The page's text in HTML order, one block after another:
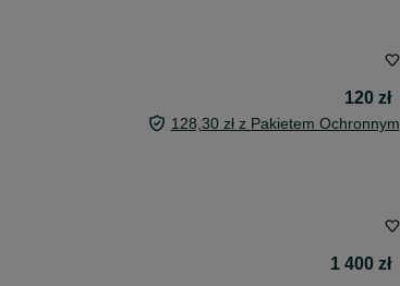
120 zł
128,30 zł z Pakietem Ochronnym
1 400 zł